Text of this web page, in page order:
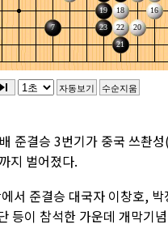
준결승 3번기가 중국 쓰촨
지 벌어졌다.
서 준결승 대국자 이창호,
등이 참석한 가운데 개막기